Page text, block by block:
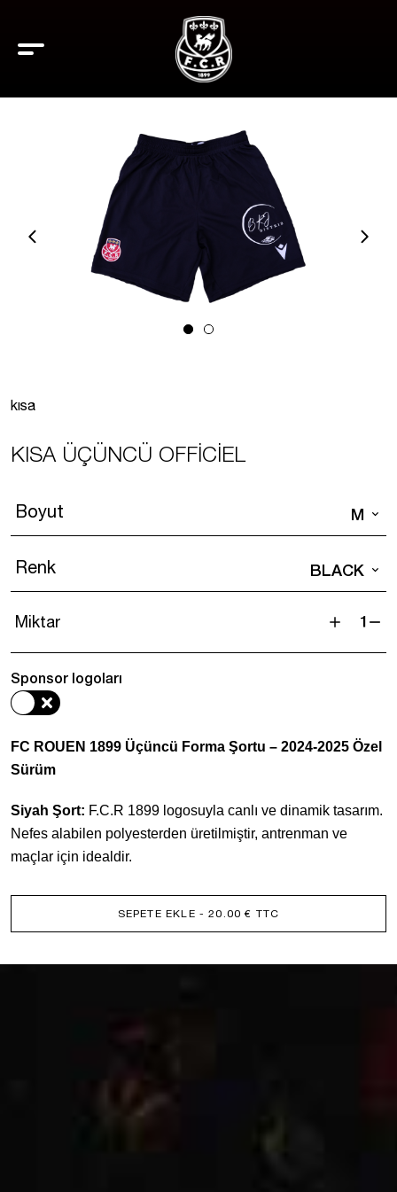
kısa
KISA ÜÇÜNCÜ OFFICIEL
Boyut M
Renk BLACK
Miktar
Kısa
Üçüncü
Sponsor logoları
FC ROUEN 1899 Üçüncü Forma Şortu – 2024-2025 Özel
Sürüm
Siyah Şort: F.C.R 1899 logosuyla canlı ve dinamik tasarım.
Nefes alabilen polyesterden üretilmiştir, antrenman ve
maçlar için idealdir.
SEPETE EKLE - 20.00 € TTC